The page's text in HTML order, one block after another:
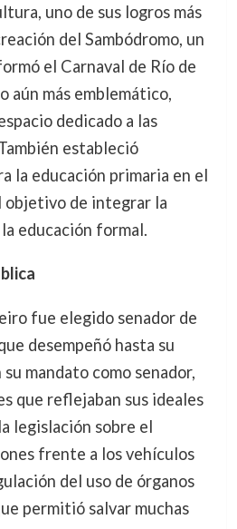
uno de sus logros más
del Sambódromo, un
el Carnaval de Río de
aún más emblemático,
dedicado a las
estableció
la educación primaria en el
objetivo de integrar la
educación formal.
fue elegido senador de
desempeñó hasta su
mandato como senador,
que reflejaban sus ideales
legislación sobre el
frente a los vehículos
del uso de órganos
permitió salvar muchas